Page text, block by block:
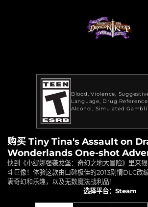
Blood Violence
Language
Drug Reference
Alcohol Simulated
购买 Tiny Tina's Assault on
Wonderlands One-shot
快到《小缇娜强袭龙堡：奇幻之地大冒险》里来
斗巨像！体验这款由口碑极佳的2013剧情DLC改
满奇幻和乐趣，以及无数魔法战利品！
选择平台：Steam